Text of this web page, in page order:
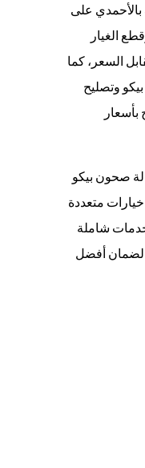
على
الغيار
السعر، كما
وتصليح
صحون بيكو
متعددة
شاملة
أفضل